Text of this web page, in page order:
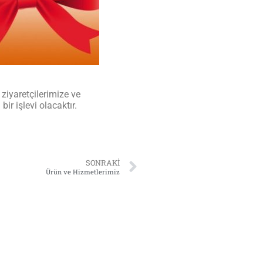
ziyaretçilerimize ve
işlevi olacaktır.
SONRAKI
Ürün ve Hizmetlerimiz